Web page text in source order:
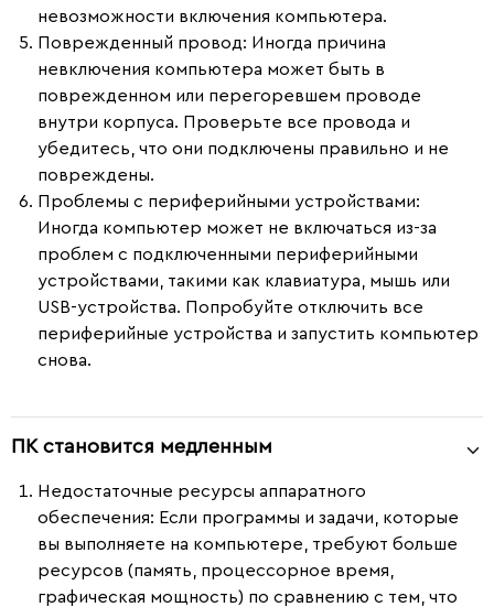
невозможности включения компьютера.
Поврежденный провод: Иногда причина
невключения компьютера может быть в
поврежденном или перегоревшем проводе
внутри корпуса. Проверьте все провода и
убедитесь, что они подключены правильно и не
повреждены.
Проблемы с периферийными устройствами:
Иногда компьютер может не включаться из-за
проблем с подключенными периферийными
устройствами, такими как клавиатура, мышь или
USB-устройства. Попробуйте отключить все
периферийные устройства и запустить компьютер
снова.
ПК становится медленным
Недостаточные ресурсы аппаратного
обеспечения: Если программы и задачи, которые
вы выполняете на компьютере, требуют больше
ресурсов (память, процессорное время,
графическая мощность) по сравнению с тем, что